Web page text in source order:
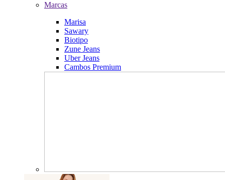
Marcas
Marisa
Sawary
Biotipo
Zune Jeans
Uber Jeans
Cambos Premium